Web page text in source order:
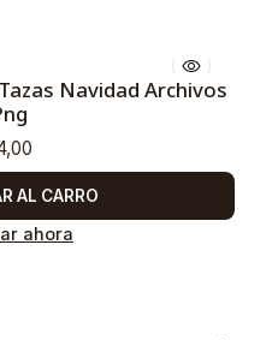
Navidad Archivos
AL CARRO
ahora